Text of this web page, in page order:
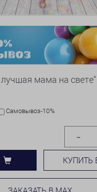
мама на свете"
Самовывоз-10%
КУПИТЬ